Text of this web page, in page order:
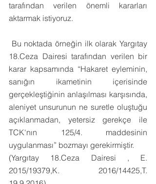
tarafından verilen önemli kararları
aktarmak istiyoruz.
18.Ceza Dairesi tarafından verilen bir
karar kapsamında “Hakaret eyleminin,
sanığın ikametinin içerisinde
gerçekleştiğinin anlaşılması karşısında,
aleniyet unsurunun ne suretle oluştuğu
açıklanmadan, yetersiz gerekçe ile
TCK'nın 125/4. maddesinin
uygulanması” bozmayı gerekirmiştir.
(Yargıtay 18.Ceza Dairesi , E.
2015/19379,K. 2016/14425,T.